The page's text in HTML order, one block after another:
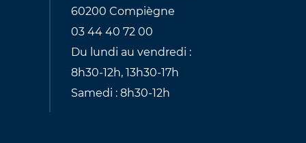
60200 Compiègne
03 44 40 72 00
Du lundi au vendredi :
8h30-12h, 13h30-17h
Samedi : 8h30-12h